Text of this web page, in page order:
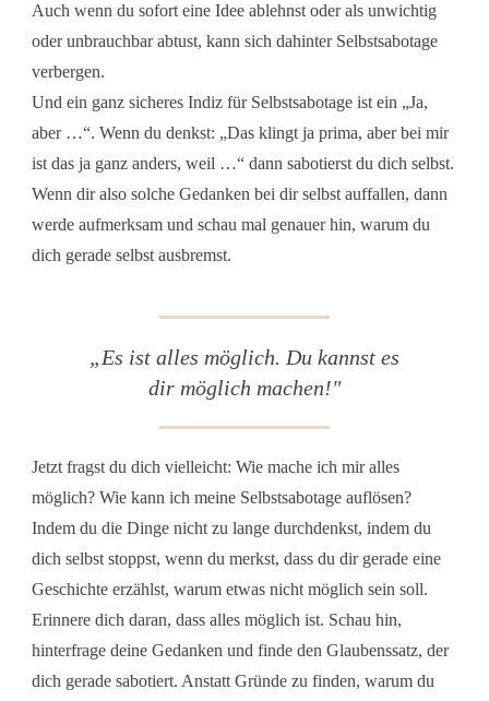
Auch wenn du sofort eine Idee ablehnst oder als unwichtig
oder unbrauchbar abtust, kann sich dahinter Selbstsabotage
verbergen.
Und ein ganz sicheres Indiz für Selbstsabotage ist ein „Ja,
aber …“. Wenn du denkst: „Das klingt ja prima, aber bei mir
ist das ja ganz anders, weil …“ dann sabotierst du dich selbst.
Wenn dir also solche Gedanken bei dir selbst auffallen, dann
werde aufmerksam und schau mal genauer hin, warum du
dich gerade selbst ausbremst.
„Es ist alles möglich. Du kannst es
dir möglich machen!"
Jetzt fragst du dich vielleicht: Wie mache ich mir alles
möglich? Wie kann ich meine Selbstsabotage auflösen?
Indem du die Dinge nicht zu lange durchdenkst, indem du
dich selbst stoppst, wenn du merkst, dass du dir gerade eine
Geschichte erzählst, warum etwas nicht möglich sein soll.
Erinnere dich daran, dass alles möglich ist. Schau hin,
hinterfrage deine Gedanken und finde den Glaubenssatz, der
dich gerade sabotiert. Anstatt Gründe zu finden, warum du